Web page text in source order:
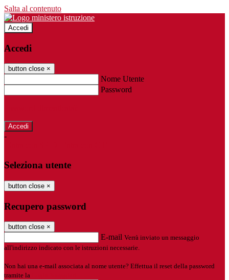
Salta al contenuto
Accedi
Accedi
button close ×
Nome Utente
Password
-
Seleziona utente
button close ×
Recupero password
button close ×
E-mail Verrà inviato un messaggio
all'indirizzo indicato con le istruzioni necessarie.
Non hai una e-mail associata al nome utente? Effettua il reset della password
tramite la